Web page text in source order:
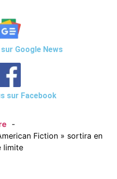
Google News
sur Facebook
Fiction » sortira en
limite